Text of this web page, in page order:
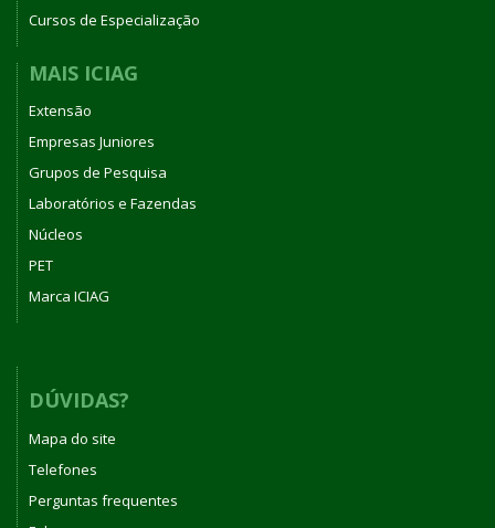
Cursos de Especialização
MAIS ICIAG
Extensão
Empresas Juniores
Grupos de Pesquisa
Laboratórios e Fazendas
Núcleos
PET
Marca ICIAG
DÚVIDAS?
Mapa do site
Telefones
Perguntas frequentes